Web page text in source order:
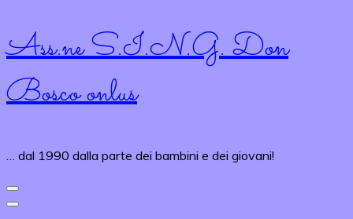
Ass.ne S.I.N.G. Don
Bosco onlus
… dal 1990 dalla parte dei bambini e dei giovani!